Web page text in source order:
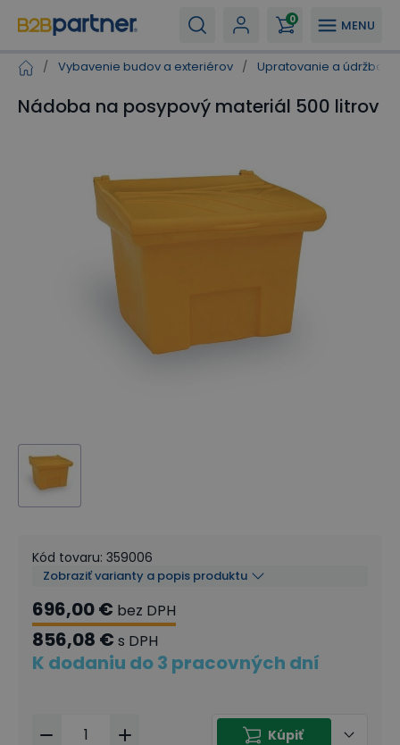
MENU
0
/ Vybavenie budov a exteriérov / Upratovanie a údržba
Nádoba na posypový materiál 500 litrov
Kód tovaru: 359006
Zobraziť varianty a popis produktu
696,00 € bez DPH
856,08 € s DPH
K dodaniu do 3 pracovných dní
Kúpiť